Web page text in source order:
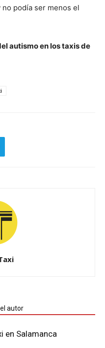
podía ser menos el
autismo en los taxis de
autor
en Salamanca